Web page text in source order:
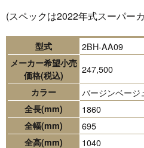
(スペックは2022年式スーパー
型式 2BH-AA09
メーカー希望小売
価格(税込)
247,500
カラー バージンベージ
全長(mm) 1860
全幅(mm) 695
全高(mm) 1040